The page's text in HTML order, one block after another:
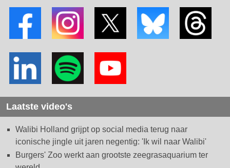
Laatste video's
Walibi Holland grijpt op social media terug naar
iconische jingle uit jaren negentig: 'Ik wil naar Walibi'
Burgers' Zoo werkt aan grootste zeegrasaquarium ter